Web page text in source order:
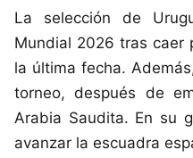
La selección de
Mundial 2026 tras caer
la última fecha.
torneo, después de
Arabia Saudita. En su
avanzar la escuadra